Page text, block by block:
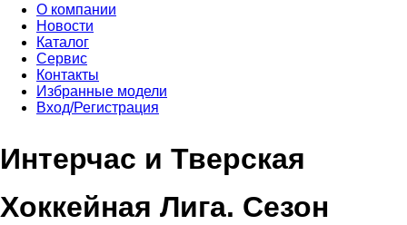
О компании
Новости
Каталог
Сервис
Контакты
Избранные модели
Вход/Регистрация
Интерчас и Тверская
Хоккейная Лига. Сезон